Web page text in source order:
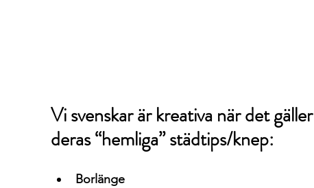
Vi svenskar är kreativa när det
deras “hemliga” städtips/knep:
Borlänge